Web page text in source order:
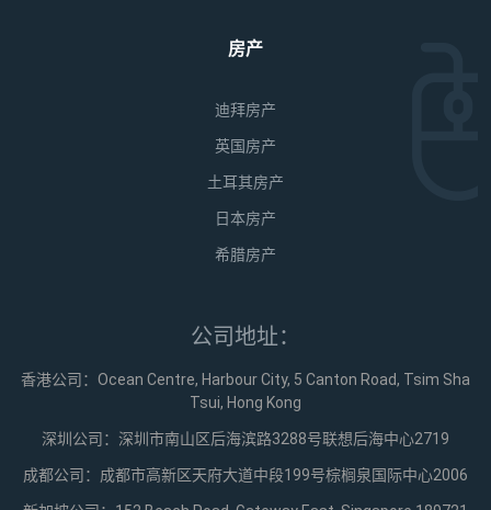
房产
迪拜房产
英国房产
土耳其房产
日本房产
希腊房产
公司地址：
香港公司：Ocean Centre, Harbour City, 5 Canton Road, Tsim Sha
Tsui, Hong Kong
深圳公司：深圳市南山区后海滨路3288号联想后海中心2719
成都公司：成都市高新区天府大道中段199号棕榈泉国际中心2006